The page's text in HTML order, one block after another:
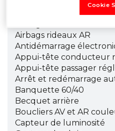
Airbags latéraux avant
Airbags rideaux AR
Antidémarrage
Appui-tête conducteur
Appui-tête passager
Arrêt et redémarrage
Banquette 60/40
Becquet arrière
Boucliers AV et AR
Capteur de luminosité
Cookie